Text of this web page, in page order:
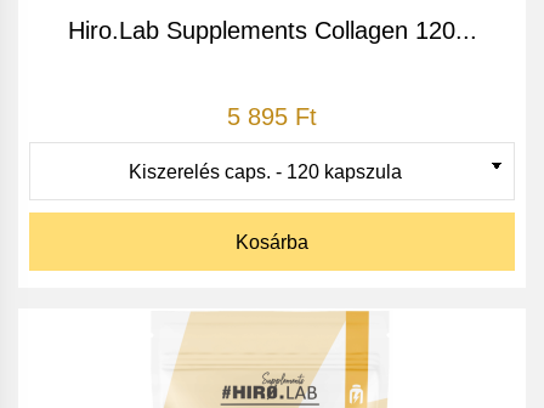
Hiro.Lab Supplements Collagen 120...
5 895 Ft
Kosárba